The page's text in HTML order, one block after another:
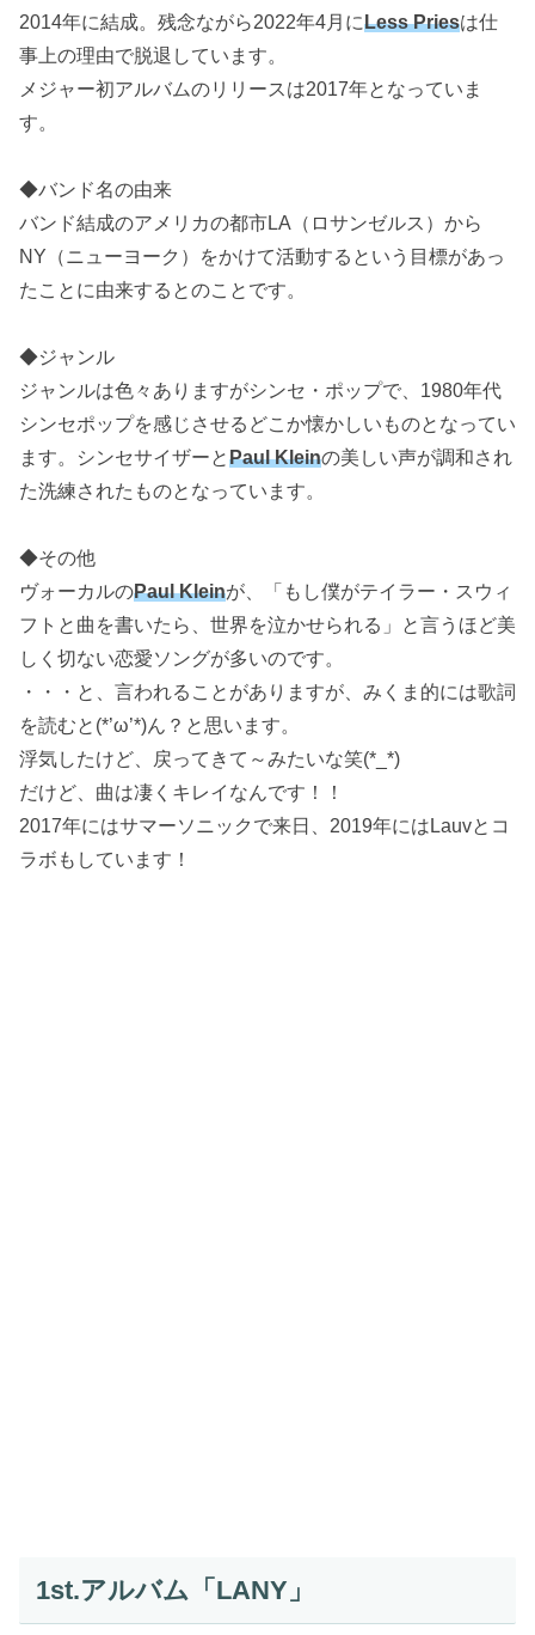
2014年に結成。残念ながら2022年4月にLess Priesは仕
事上の理由で脱退しています。
メジャー初アルバムのリリースは2017年となっていま
す。
◆バンド名の由来
バンド結成のアメリカの都市LA（ロサンゼルス）から
NY（ニューヨーク）をかけて活動するという目標があっ
たことに由来するとのことです。
◆ジャンル
ジャンルは色々ありますがシンセ・ポップで、1980年代
シンセポップを感じさせるどこか懐かしいものとなってい
ます。シンセサイザーとPaul Kleinの美しい声が調和され
た洗練されたものとなっています。
◆その他
ヴォーカルのPaul Kleinが、「もし僕がテイラー・スウィ
フトと曲を書いたら、世界を泣かせられる」と言うほど美
しく切ない恋愛ソングが多いのです。
・・・と、言われることがありますが、みくま的には歌詞
を読むと(*’ω’*)ん？と思います。
浮気したけど、戻ってきて～みたいな笑(*_*)
だけど、曲は凄くキレイなんです！！
2017年にはサマーソニックで来日、2019年にはLauvとコ
ラボもしています！
1st.アルバム「LANY」